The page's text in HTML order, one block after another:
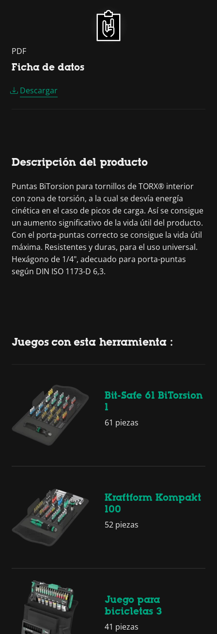
PDF
Ficha de datos
Descargar
Descripción del producto
Puntas BiTorsion para tornillos de TORX® interior
con zona de torsión, a la cual se desvía energía
cinética en el caso de picos de carga. Así se consigue
un aumento significativo de la vida útil del producto.
Con el porta-puntas correcto se consigue la vida útil
máxima. Resistentes y duras, para el uso universal.
Hexágono de 1/4", adecuado para porta-puntas
según DIN ISO 1173-D 6,3.
Juegos con esta herramienta :
Bit-Safe 61 BiTorsion
1
61 piezas
Kraftform Kompakt
100
52 piezas
Juego para
bicicletas 3
41 piezas